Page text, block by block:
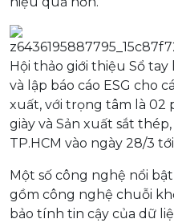
Hội thảo giới thiệu Sổ
và lập báo cáo ESG cho
xuất, với trọng tâm là 02
giày và Sản xuất sắt
TP.HCM vào ngày 28/3
Một số công nghệ nổi
gồm công nghệ chuỗi
bảo tính tin cậy của dữ